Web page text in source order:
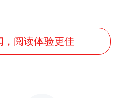
阅读体验更佳